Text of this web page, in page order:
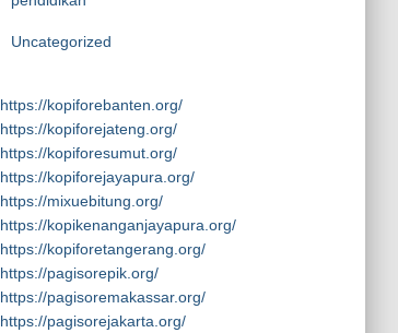
Uncategorized
https://kopiforebanten.org/
https://kopiforejateng.org/
https://kopiforesumut.org/
https://kopiforejayapura.org/
https://mixuebitung.org/
https://kopikenanganjayapura.org/
https://kopiforetangerang.org/
https://pagisorepik.org/
https://pagisoremakassar.org/
https://pagisorejakarta.org/